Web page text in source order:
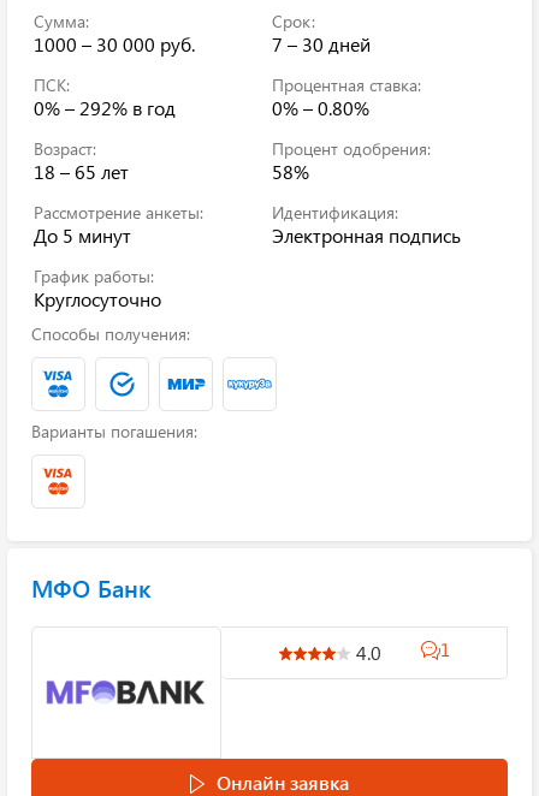
Сумма:
1000 – 30 000 руб.
Срок:
7 – 30 дней
ПСК:
0% – 292% в год
Процентная ставка:
0% – 0.80%
Возраст:
18 – 65 лет
Процент одобрения:
58%
Рассмотрение анкеты:
До 5 минут
Идентификация:
Электронная подпись
График работы:
Круглосуточно
Способы получения:
Варианты погашения:
МФО Банк
4.0 1
Онлайн заявка